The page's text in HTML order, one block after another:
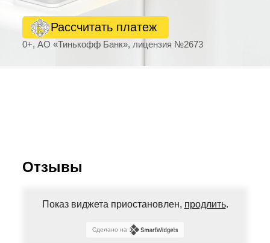
0+, АО «Тинькофф Банк», лицензия №2673
Рассчитать платеж
Отзывы
Показ виджета приостановлен, продлить.
Сделано на